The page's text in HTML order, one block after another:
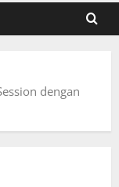
dengan